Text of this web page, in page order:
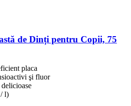
de Dinți pentru Copii, 75
placa
şi fluor
l)